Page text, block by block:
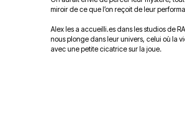
miroir de ce que l’on reçoit de leur
Alex les a accueilli.es dans les studios de
nous plonge dans leur univers, celui où la
avec une petite cicatrice sur la joue.